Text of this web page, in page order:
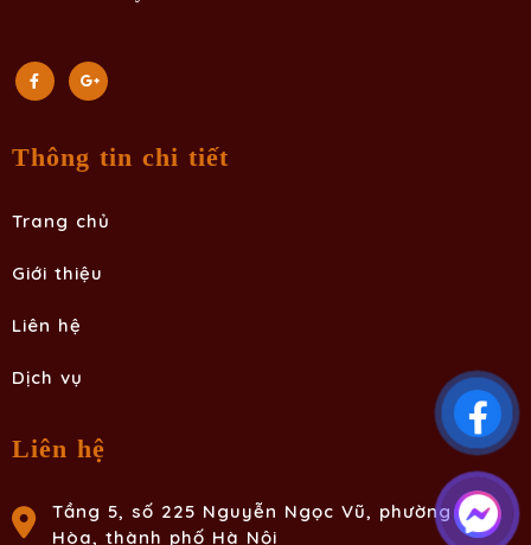
Thông tin chi tiết
Trang chủ
Giới thiệu
Liên hệ
Dịch vụ
Liên hệ
Tầng 5, số 225 Nguyễn Ngọc Vũ, phường Yên
Hòa, thành phố Hà Nội